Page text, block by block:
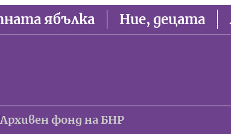
ябълка Ние, децата
Архивен фонд на БНР